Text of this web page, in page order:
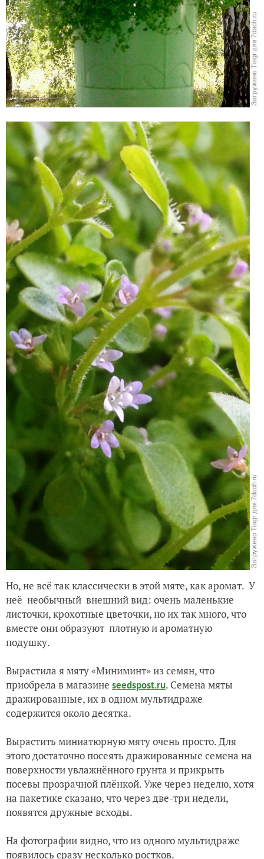
Но, не всё так классически в этой мяте, как аромат. У
неё необычный внешний вид: очень маленькие
листочки, крохотные цветочки, но их так много, что
вместе они образуют плотную и ароматную
подушку.
Вырастила я мяту «Миниминт» из семян, что
приобрела в магазине seedspost.ru. Семена мяты
дражированные,их в одном мультидраже
содержится около десятка.
Вырастить миниатюрную мяту очень просто. Для
этого достаточно посеять дражированные семена на
поверхности увлажнённого грунта и прикрыть
посевы прозрачной плёнкой. Уже через неделю, хотя
на пакетике сказано, что через две-три недели,
появятся дружные всходы.
На фотографии видно, что из одного мультидраже
появилось сразу несколько ростков.